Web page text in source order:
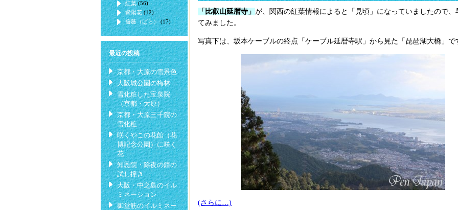
紅葉(56)
紫陽花(12)
薔薇（ばら）(17)
最近の投稿
京都・大原の雪景色
大阪城公園の梅林
雪化粧した宝泉院
（京都・大原）
京都・大原三千院の
雪化粧
咲くやこの花館（花
博記念公園）に咲く
花
知恩院・除夜の鐘の
試し撞き
大阪・中之島のイル
ミネーション
御堂筋のイルミネー
「比叡山延暦寺」 が、関西の紅葉情報によると 「見頃」 になっていましたので、
てみました。
写真下は、坂本ケーブルの終点「ケーブル延暦寺駅」から見た「琵琶湖大橋」で
(さらに…)